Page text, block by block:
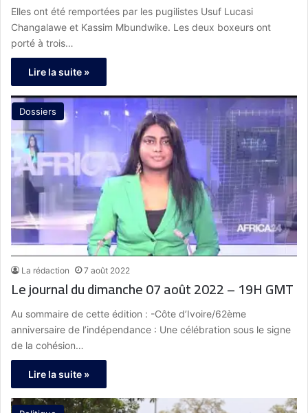
Elles ont été remportées par les pugilistes Usuf Lucasi
Changalawe et Kassim Mbundwike. Les deux boxeurs ont
porté à trois…
Lire la suite »
Dossiers
La rédaction 7 août 2022
Le journal du dimanche 07 août 2022 – 19H GMT
Au sommaire de cette édition : -Côte d’Ivoire/62ème
anniversaire de l’indépendance : Une célébration sous le signe
de la cohésion…
Lire la suite »